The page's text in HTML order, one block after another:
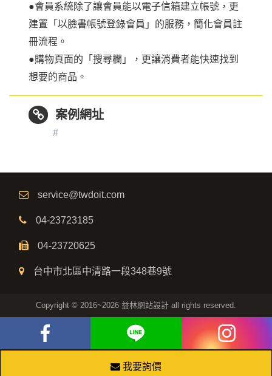
●會員系統除了讓會員能以電子信箱建立帳號，更
建置「以臉書帳號登錄會員」的服務，簡化會員註
冊流程。
●購物頁面的「搜尋欄」，更讓消費者能快速找到
想要的商品。
案例網址
#
service@twdoit.com
04-23723185
04-23720625
台中市北區中清路一段348巷9號
Copyright © 2016~2026 益林網站設計 all rights reserved.
我要詢價